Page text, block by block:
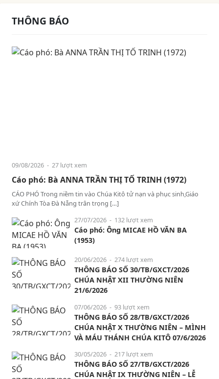
THÔNG BÁO
09/08/2026 - 27 lượt xem
Cáo phó: Bà ANNA TRẦN THỊ TỐ TRINH (1972)
CÁO PHÓ Trong niềm tin vào Chúa Kitô tử nạn và phục sinh,Giáo
xứ Chính Tòa Đà Nẵng trân trọng […]
27/07/2026 - 132 lượt xem
Cáo phó: Ông MICAE HỒ VĂN BA
(1953)
20/06/2026 - 274 lượt xem
THÔNG BÁO SỐ 30/TB/GXCT/2026
CHÚA NHẬT XII THƯỜNG NIÊN
21/6/2026
07/06/2026 - 93 lượt xem
THÔNG BÁO SỐ 28/TB/GXCT/2026
CHÚA NHẬT X THƯỜNG NIÊN – MÌNH
VÀ MÁU THÁNH CHÚA KITÔ 07/6/2026
30/05/2026 - 217 lượt xem
THÔNG BÁO SỐ 27/TB/GXCT/2026
CHÚA NHẬT IX THƯỜNG NIÊN – LỄ